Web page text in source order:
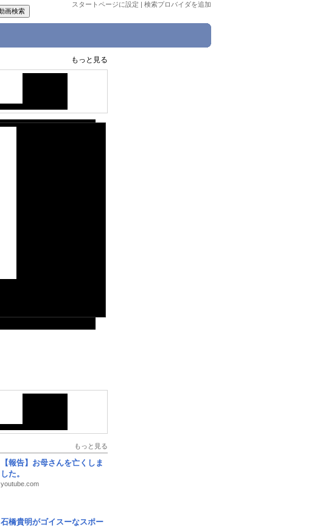
スタートページに設定 | 検索プロバイダを追加
もっと見る
もっと見る
【報告】お母さんを亡くしま
した。
youtube.com
石橋貴明がゴイスーなスポー